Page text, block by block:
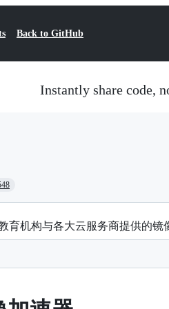
Back to GitHub
Instantly share code,
育机构与各大云服务商提供的镜